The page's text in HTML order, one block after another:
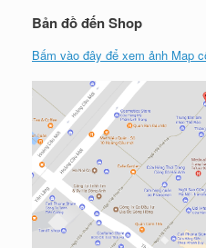
Bản đồ đến Shop
Bấm vào đây để xem ảnh Map